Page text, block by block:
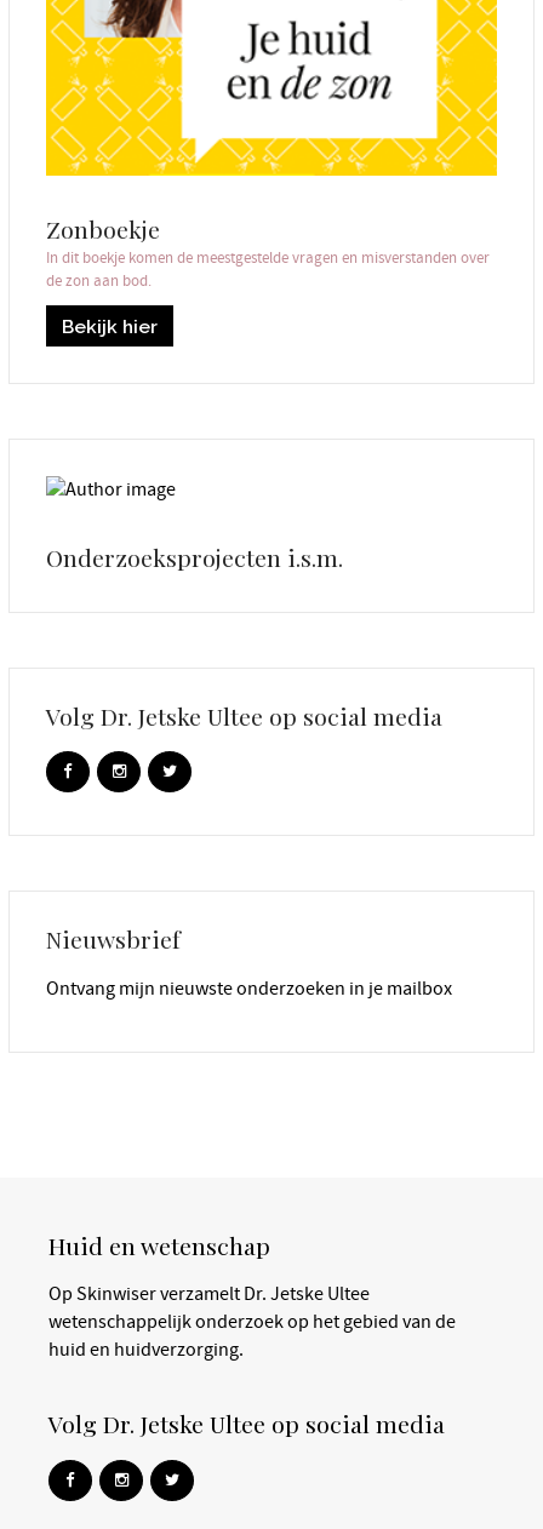
Zonboekje
In dit boekje komen de meestgestelde vragen en misverstanden over
de zon aan bod.
Bekijk hier
Onderzoeksprojecten i.s.m.
Volg Dr. Jetske Ultee op social media
Nieuwsbrief
Ontvang mijn nieuwste onderzoeken in je mailbox
Huid en wetenschap
Op Skinwiser verzamelt Dr. Jetske Ultee
wetenschappelijk onderzoek op het gebied van de
huid en huidverzorging.
Volg Dr. Jetske Ultee op social media